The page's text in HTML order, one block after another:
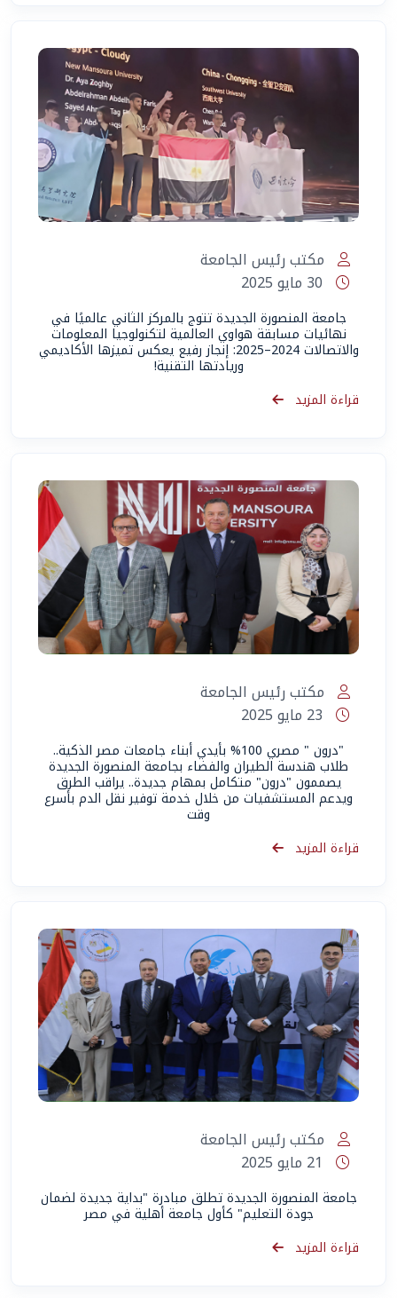
مكتب رئيس الجامعة
جامعة المنصورة الجديدة تتوج بالمركز الثاني عالميًا في
نهائيات مسابقة هواوي العالمية لتكنولوجيا المعلومات
والاتصالات 2024–2025: إنجاز رفيع يعكس تميزها الأكاديمي
وريادتها التقنية!
قراءة المزيد
مكتب رئيس الجامعة
"درون " مصري 100% بأيدي أبناء جامعات مصر الذكية..
طلاب هندسة الطيران والفضاء بجامعة المنصورة الجديدة
يصممون "درون" متكامل بمهام جديدة.. يراقب الطرق
ويدعم المستشفيات من خلال خدمة توفير نقل الدم بأسرع
وقت
قراءة المزيد
مكتب رئيس الجامعة
جامعة المنصورة الجديدة تطلق مبادرة "بداية جديدة لضمان
جودة التعليم" كأول جامعة أهلية في مصر
قراءة المزيد